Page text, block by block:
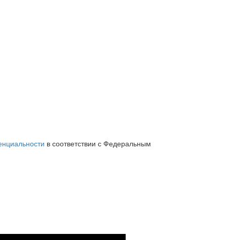
в соответствии с Федеральным